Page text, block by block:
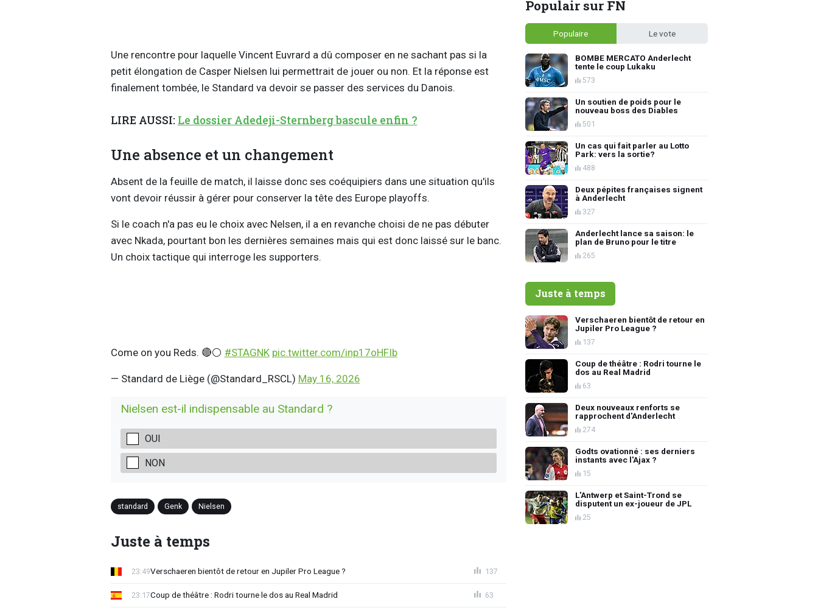
Une rencontre pour laquelle Vincent Euvrard a dû composer en ne sachant pas si la
petit élongation de Casper Nielsen lui permettrait de jouer ou non. Et la réponse est
finalement tombée, le Standard va devoir se passer des services du Danois.
LIRE AUSSI: Le dossier Adedeji-Sternberg bascule enfin ?
Une absence et un changement
Absent de la feuille de match, il laisse donc ses coéquipiers dans une situation qu'ils
vont devoir réussir à gérer pour conserver la tête des Europe playoffs.
Si le coach n'a pas eu le choix avec Nelsen, il a en revanche choisi de ne pas débuter
avec Nkada, pourtant bon les dernières semaines mais qui est donc laissé sur le banc.
Un choix tactique qui interroge les supporters.
Come on you Reds. 🔴⚪️ #STAGNK pic.twitter.com/inp17oHFIb
— Standard de Liège (@Standard_RSCL) May 16, 2026
Nielsen est-il indispensable au Standard ?
OUI
NON
standard Genk Nielsen
Juste à temps
Verschaeren bientôt de retour en Jupiler Pro League ?
23:49 137
Coup de théâtre : Rodri tourne le dos au Real Madrid
23:17 63
Populair sur FN
Populaire Le vote
BOMBE MERCATO Anderlecht
tente le coup Lukaku
573
Un soutien de poids pour le
nouveau boss des Diables
501
Un cas qui fait parler au Lotto
Park: vers la sortie?
488
Deux pépites françaises signent
à Anderlecht
327
Anderlecht lance sa saison: le
plan de Bruno pour le titre
265
Juste à temps
Verschaeren bientôt de retour en
Jupiler Pro League ?
137
Coup de théâtre : Rodri tourne le
dos au Real Madrid
63
Deux nouveaux renforts se
rapprochent d'Anderlecht
274
Godts ovationné : ses derniers
instants avec l'Ajax ?
15
L'Antwerp et Saint-Trond se
disputent un ex-joueur de JPL
25